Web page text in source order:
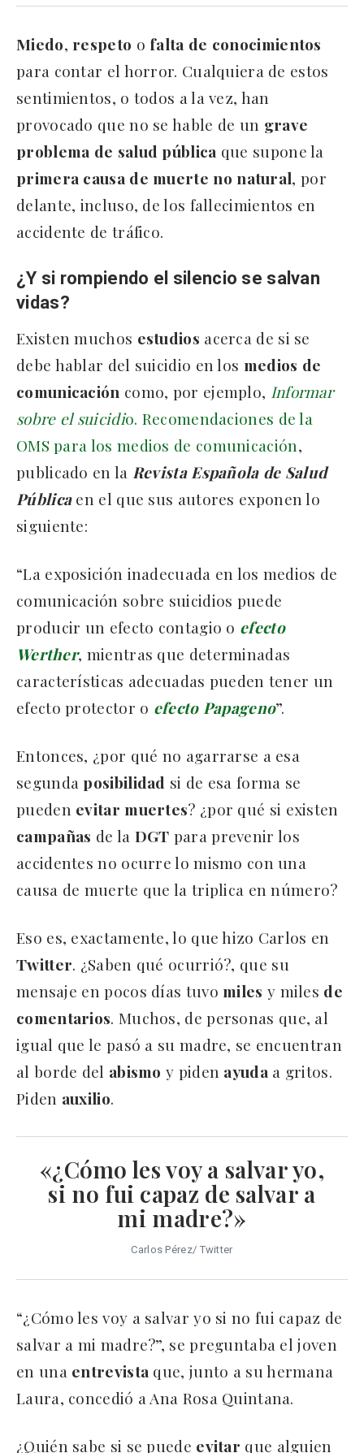
Miedo, respeto o falta de conocimientos
para contar el horror. Cualquiera de estos
sentimientos, o todos a la vez, han
provocado que no se hable de un grave
problema de salud pública que supone la
primera causa de muerte no natural, por
delante, incluso, de los fallecimientos en
accidente de tráfico.
¿Y si rompiendo el silencio se salvan
vidas?
Existen muchos estudios acerca de si se
debe hablar del suicidio en los medios de
comunicación como, por ejemplo, Informar
sobre el suicidio. Recomendaciones de la
OMS para los medios de comunicación,
publicado en la Revista Española de Salud
Públicaen el que sus autores exponen lo
siguiente:
“La exposición inadecuada en los medios de
comunicación sobre suicidios puede
producir un efecto contagio o efecto
Werther, mientras que determinadas
características adecuadas pueden tener un
efecto protector o efecto Papageno”.
Entonces, ¿por qué no agarrarse a esa
segunda posibilidad si de esa forma se
pueden evitar muertes? ¿por qué si existen
campañas de la DGT para prevenir los
accidentes no ocurre lo mismo con una
causa de muerte que la triplica en número?
Eso es, exactamente, lo que hizo Carlos en
Twitter. ¿Saben qué ocurrió?, que su
mensaje en pocos días tuvo miles y miles de
comentarios. Muchos, de personas que, al
igual que le pasó a su madre, se encuentran
al borde del abismo y piden ayuda a gritos.
Piden auxilio.
«¿Cómo les voy a salvar yo,
si no fui capaz de salvar a
mi madre?»
Carlos Pérez/ Twitter
“¿Cómo les voy a salvar yo si no fui capaz de
salvar a mi madre?”, se preguntaba el joven
en una entrevista que, junto a su hermana
Laura, concedió a Ana Rosa Quintana.
¿Quién sabe si se puede evitar que alguien